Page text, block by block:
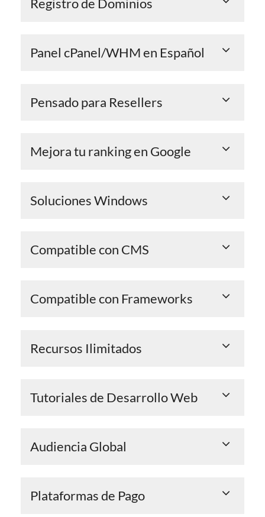
Registro de Dominios
Panel cPanel/WHM en Español
Pensado para Resellers
Mejora tu ranking en Google
Soluciones Windows
Compatible con CMS
Compatible con Frameworks
Recursos Ilimitados
Tutoriales de Desarrollo Web
Audiencia Global
Plataformas de Pago